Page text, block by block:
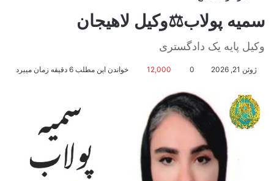
سمیه پولاب⚖️وکیل لاهیجان
وکیل پایه یک دادگستری
ژوئن 21, 2026 0
12,000 خواندن این مطلب 6 دقیقه زمان میبرد